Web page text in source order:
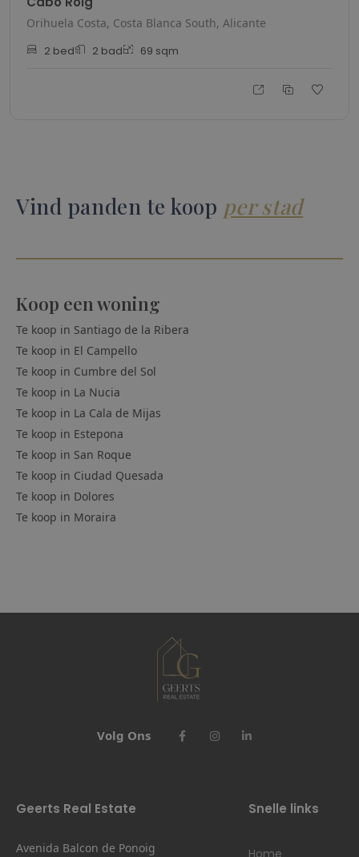
Orihuela Costa, Costa Blanca South, Alicante
2 bed 2 bad 69 sqm
Vind panden te koop per stad
Koop een woning
Te koop in Santiago de la Ribera
Te koop in El Campello
Te koop in Cumbre del Sol
Te koop in La Nucia
Te koop in La Cala de Mijas
Te koop in Estepona
Te koop in San Roque
Te koop in Ciudad Quesada
Te koop in Dolores
Te koop in Moraira
Volg Ons
Geerts Real Estate
Avenida Balcon de Ponoig
Snelle links